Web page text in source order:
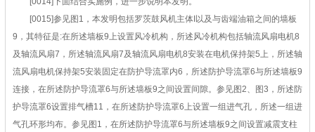
[0015]参见图1，本发明包括罗茨鼓风机主体I以及与齿端油箱之间的墙板
9，其特征是:在所述墙板9上设置风冷机构，所述风冷机构包括轴流风扇电机8
及轴流风扇7，所述轴流风扇7及轴流风扇电机8安装在电机保持架5上，所述轴
流风扇电机保持架5安装固定在防护导流罩内6，所述防护导流罩6与所述墙板9
连接，在所述防护导流罩6与所述墙板9之间设置间隙。参见图2、图3，所述防
护导流罩6设置排气槽11，在所述防护导流罩6上设置一组进气孔，所述一组进
气孔环形均布。参见图1，在所述防护导流罩6与所述墙板9之间设置减震支柱